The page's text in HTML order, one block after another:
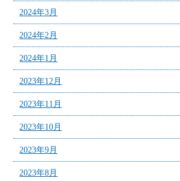
2024年3月
2024年2月
2024年1月
2023年12月
2023年11月
2023年10月
2023年9月
2023年8月